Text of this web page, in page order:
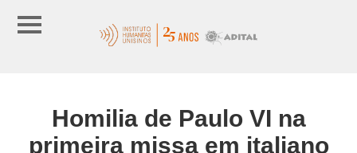
Homilia de Paulo VI na
primeira missa em italiano